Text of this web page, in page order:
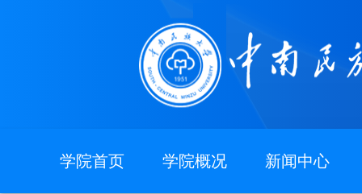
学院首页 学院概况 新闻中心